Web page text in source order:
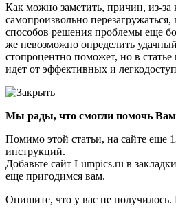
Как можно заметить, причин, из-
самопроизвольно перезагружаться,
способов решения проблемы еще
же невозможно определить
стопроцентно поможет, но в статье
идет от эффективных и
Мы рады, что смогли помочь
Помимо этой статьи, на сайте еще
инструкций.
Добавьте сайт Lumpics.ru в
еще пригодимся вам.
Опишите, что у вас не